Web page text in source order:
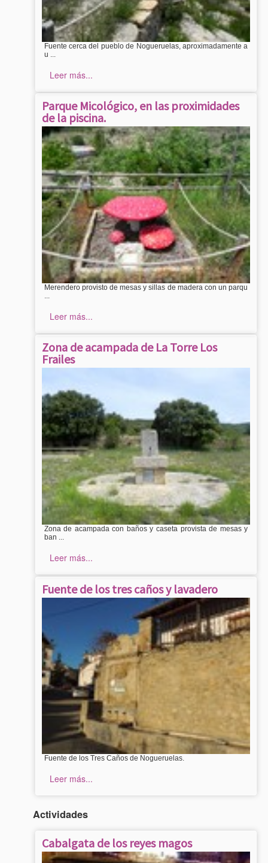
Fuente cerca del pueblo de Nogueruelas, aproximadamente a
u ...
Leer más...
Parque Micológico, en las proximidades
de la piscina.
Merendero provisto de mesas y sillas de madera con un parqu
Leer más...
Zona de acampada de La Torre Los
Frailes
Zona de acampada con baños y caseta provista de mesas y
ban ...
Leer más...
Fuente de los tres caños y lavadero
Fuente de los Tres Caños de Nogueruelas.
Leer más...
Actividades
Cabalgata de los reyes magos